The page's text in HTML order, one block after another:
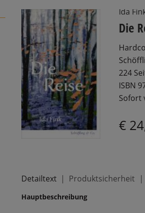
Ida
Die
224
ISBN
Sofort
€
Detailtext Produktsicherheit
Hauptbeschreibung